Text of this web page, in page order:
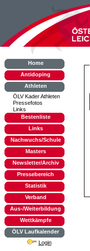
Home
Antidoping
Athleten
ÖLV Kader Athleten
Pressefotos
Links
Bestenliste
Links
Nachwuchs/Schule
Masters
Newsletter/Archiv
Pressebereich
Statistik
Verband
Aus-/Weiterbildung
Wettkämpfe
ÖLV Laufkalender
Login